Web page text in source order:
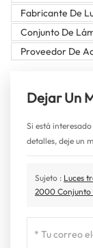
Fabricante De
Conjunto De
Proveedor De
Dejar Un
Si está
detalles, deje un
Sujeto : Luces
2000